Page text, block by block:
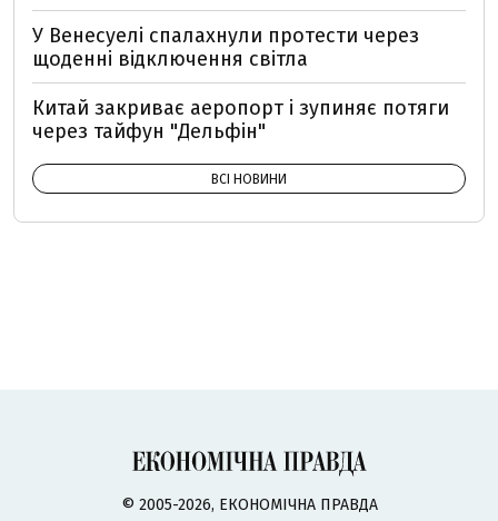
У Венесуелі спалахнули протести через
щоденні відключення світла
Китай закриває аеропорт і зупиняє потяги
через тайфун "Дельфін"
ВСІ НОВИНИ
© 2005-2026, ЕКОНОМІЧНА ПРАВДА